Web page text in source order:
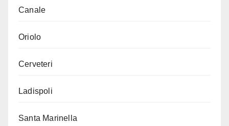
Canale
Oriolo
Cerveteri
Ladispoli
Santa Marinella